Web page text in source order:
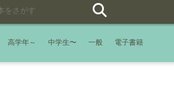
高学年～ 中学生〜 一般 電子書籍